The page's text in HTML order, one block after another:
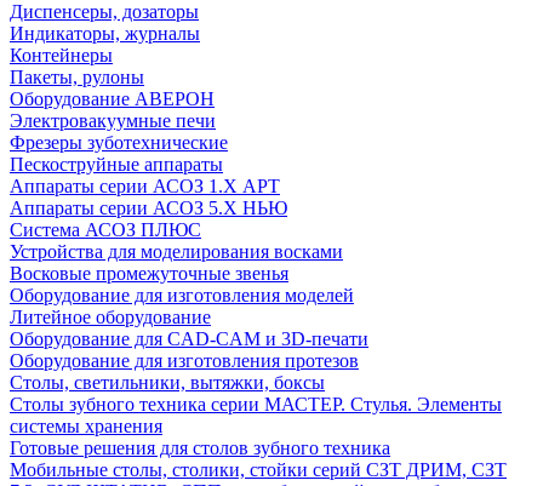
Диспенсеры, дозаторы
Индикаторы, журналы
Контейнеры
Пакеты, рулоны
Оборудование АВЕРОН
Электровакуумные печи
Фрезеры зуботехнические
Пескоструйные аппараты
Аппараты серии АСОЗ 1.Х АРТ
Аппараты серии АСОЗ 5.Х НЬЮ
Система АСОЗ ПЛЮС
Устройства для моделирования восками
Восковые промежуточные звенья
Оборудование для изготовления моделей
Литейное оборудование
Оборудование для CAD-CAM и 3D-печати
Оборудование для изготовления протезов
Cтолы, светильники, вытяжки, боксы
Столы зубного техника серии МАСТЕР. Стулья. Элементы
системы хранения
Готовые решения для столов зубного техника
Мобильные столы, столики, стойки серий СЗТ ДРИМ, СЗТ